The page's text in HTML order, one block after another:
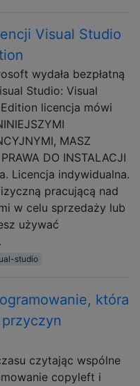
Visual Studio
wydała bezpłatną
Studio: Visual
licencja mówi
MASZ
DO INSTALACJI
Licencja indywidualna.
pracującą nad
w celu sprzedaży lub
używać
studio
która
czytając wspólne
copyleft i